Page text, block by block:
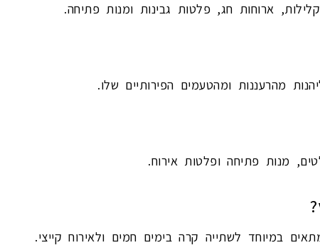
ארוחות חג, פלטות גבינות ומנות פתיחה.
מנות פתיחה ופלטות אירוח.
במיוחד לשתייה קרה בימים חמים ולאירוח קייצי.